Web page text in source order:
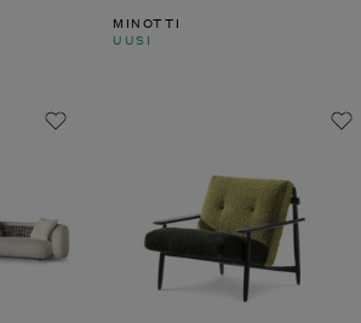
MINOTTI
UUSI